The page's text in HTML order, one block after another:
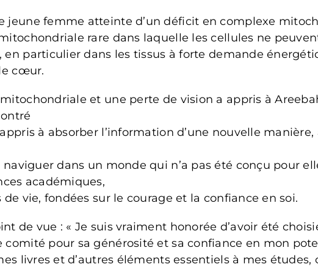
jeune femme atteinte d’un déficit en complexe
rare dans laquelle les cellules ne
en particulier dans les tissus à forte demande
cœur.
et une perte de vision a appris à
à absorber l’information d’une nouvelle manière,
naviguer dans un monde qui n’a pas été conçu pour
académiques,
vie, fondées sur le courage et la confiance en soi.
de vue : « Je suis vraiment honorée d’avoir été
comité pour sa générosité et sa confiance en mon
livres et d’autres éléments essentiels à mes